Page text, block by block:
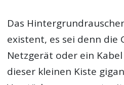
Das
existent, es sei denn die
Netzgerät oder ein
dieser kleinen Kiste